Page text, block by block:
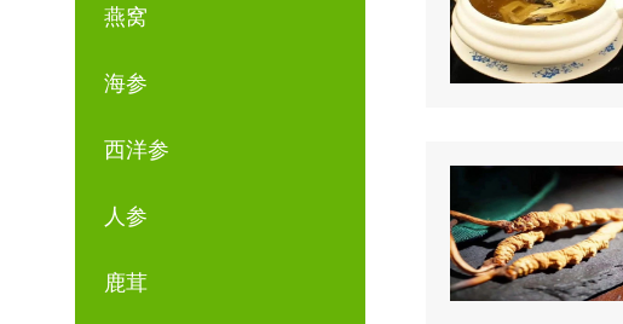
燕窝
海参
西洋参
人参
鹿茸